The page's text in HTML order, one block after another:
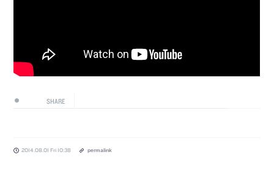
SHARE
2014.08.01 Fri 10:38 permalink